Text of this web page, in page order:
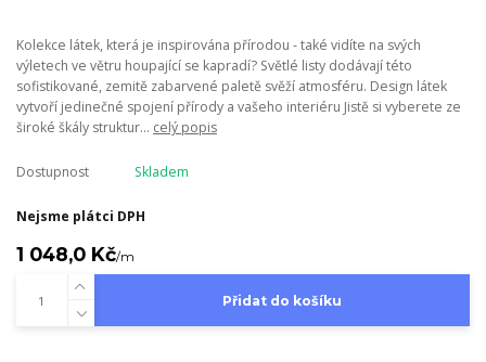
Kolekce látek, která je inspirována přírodou - také vidíte na svých
výletech ve větru houpající se kapradí? Světlé listy dodávají této
sofistikované, zemitě zabarvené paletě svěží atmosféru. Design látek
vytvoří jedinečné spojení přírody a vašeho interiéru Jistě si vyberete ze
široké škály struktur... celý popis
Dostupnost Skladem
Nejsme plátci DPH
1 048,0 Kč/m
Přidat do košíku